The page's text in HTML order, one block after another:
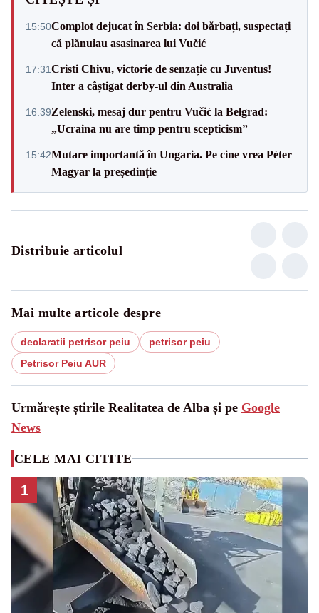
15:50Complot dejucat în Serbia: doi bărbați, suspectați
că plănuiau asasinarea lui Vučić
17:31Cristi Chivu, victorie de senzație cu Juventus!
Inter a câștigat derby-ul din Australia
16:39Zelenski, mesaj dur pentru Vučić la Belgrad:
„Ucraina nu are timp pentru scepticism”
15:42Mutare importantă în Ungaria. Pe cine vrea Péter
Magyar la președinție
Distribuie articolul
Mai multe articole despre
declaratii petrisor peiu
petrisor peiu
Petrisor Peiu AUR
Urmărește știrile Realitatea de Alba și pe Google
News
CELE MAI CITITE
1